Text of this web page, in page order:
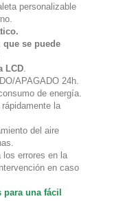
personalizable
se puede
LCD.
APAGADO 24h.
de energía.
la
del aire
los errores en la
en caso
una fácil